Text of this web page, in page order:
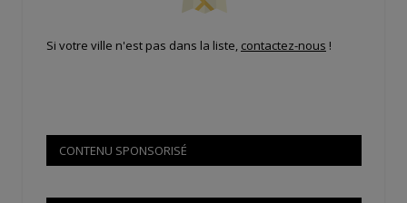
Si votre ville n'est pas dans la liste, contactez-nous !
CONTENU SPONSORISÉ